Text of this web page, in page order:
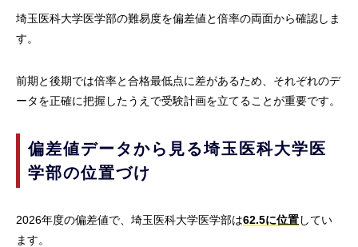
埼玉医科大学医学部の難易度を偏差値と倍率の両面から確認しま
す。
前期と後期では倍率と合格最低点に差があるため、それぞれのデ
ータを正確に把握したうえで受験計画を立てることが重要です。
偏差値データから見る埼玉医科大学医
学部の位置づけ
2026年度の偏差値で、埼玉医科大学医学部は62.5に位置してい
ます。